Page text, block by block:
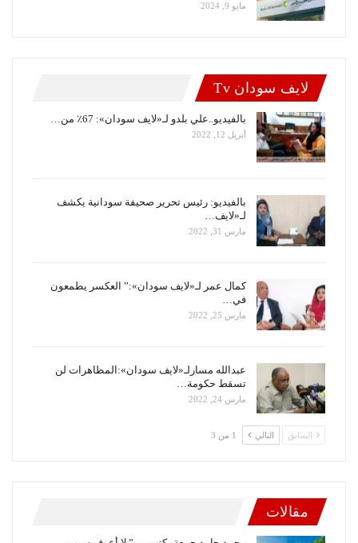
مايو 9, 2024
لايف سودان Tv
بالفيديو..علي بلدو لـ«لايف سودان»: 67٪ من…
أبريل 12, 2022
بالفيديو: رئيس تحرير صحيفة سودانية يكشف
لـ«لايف…
مارس 31, 2022
كمال عمر لـ«لايف سودان»:” العكسر يطمعون
في…
مارس 25, 2022
عبدالله مسارلـ«لايف سودان»:المظاهرات لن
تسقط حكومة…
مارس 24, 2022
السابق التالي 1 من 3
مقالات